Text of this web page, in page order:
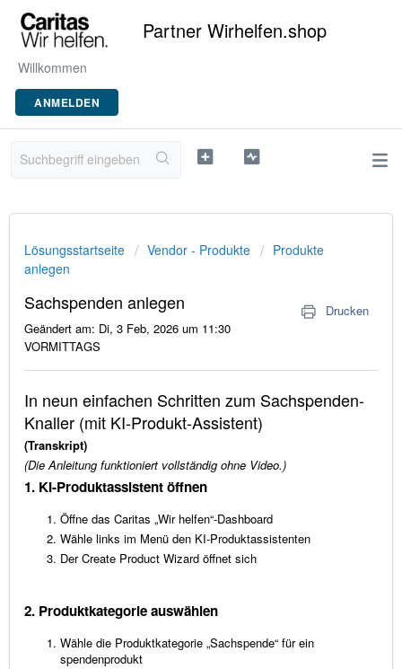
Partner Wirhelfen.shop
Willkommen
ANMELDEN
Lösungsstartseite Vendor - Produkte
Produkte
anlegen
Sachspenden anlegen
Drucken
Geändert am: Di, 3 Feb, 2026 um 11:30
VORMITTAGS
In neun einfachen Schritten zum Sachspenden-
Knaller (mit KI-Produkt-Assistent)
(Transkript)
(Die Anleitung funktioniert vollständig ohne Video.)
1. KI-Produktassistent öffnen
Öffne das Caritas „Wir helfen“-Dashboard
Wähle links im Menü den KI-Produktassistenten
Der Create Product Wizard öffnet sich
2. Produktkategorie auswählen
Wähle die Produktkategorie „Sachspende“ für ein
spendenprodukt